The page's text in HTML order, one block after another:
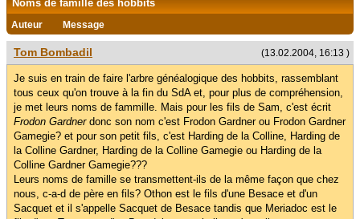
Noms de famille des hobbits
Auteur Message
(13.02.2004, 16:13 )
Tom Bombadil
Je suis en train de faire l'arbre généalogique des hobbits, rassemblant
tous ceux qu'on trouve à la fin du SdA et, pour plus de compréhension,
je met leurs noms de fammille. Mais pour les fils de Sam, c'est écrit
Frodon Gardnerdonc son nom c'est Frodon Gardner ou Frodon Gardner
Gamegie? et pour son petit fils, c'est Harding de la Colline, Harding de
la Colline Gardner, Harding de la Colline Gamegie ou Harding de la
Colline Gardner Gamegie???
Leurs noms de famille se transmettent-ils de la même façon que chez
nous, c-a-d de père en fils? Othon est le fils d'une Besace et d'un
Sacquet et il s'appelle Sacquet de Besace tandis que Meriadoc est le